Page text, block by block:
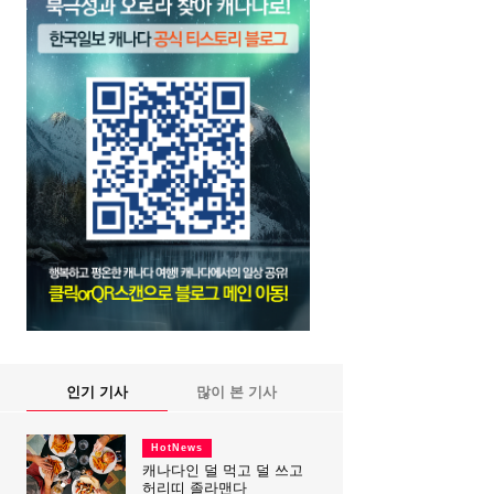
인기 기사 많이 본 기사
HotNews
캐나다인 덜 먹고 덜 쓰고
허리띠 졸라맨다